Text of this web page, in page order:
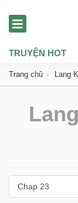
TRUYỆN HOT
Trang chủ Lang